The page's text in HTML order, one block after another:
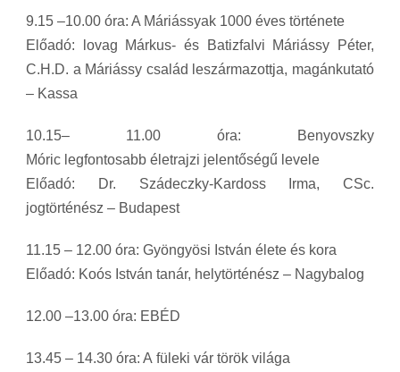
9.15 –10.00 óra: A Máriássyak 1000 éves története
Előadó: lovag Márkus- és Batizfalvi Máriássy Péter,
C.H.D. a Máriássy család leszármazottja, magánkutató
– Kassa
10.15– 11.00 óra: Benyovszky
Móric legfontosabb életrajzi jelentőségű levele
Előadó: Dr. Szádeczky-Kardoss Irma, CSc.
jogtörténész – Budapest
11.15 – 12.00 óra: Gyöngyösi István élete és kora
Előadó: Koós István tanár, helytörténész – Nagybalog
12.00 –13.00 óra: EBÉD
13.45 – 14.30 óra: A füleki vár török világa